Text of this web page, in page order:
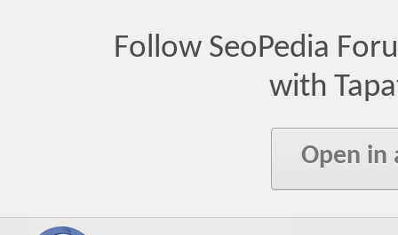
Follow SeoPedia
with
Open in